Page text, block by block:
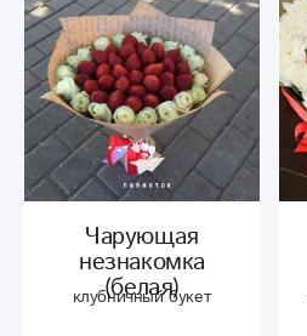
Чарующая
незнакомка
(белая)
клубничный букет